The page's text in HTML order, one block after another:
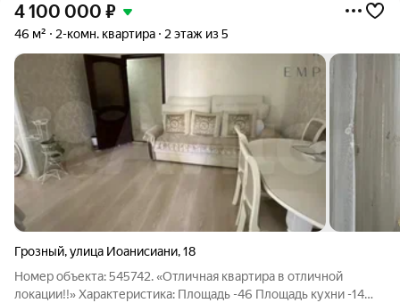
4 100 000 ₽
46 м² 2-комн. квартира 2 этаж из 5
Грозный,улица Иоанисиани,18
Номер объекта: 545742. «Отличная квартира в отличной
локации!!» Характеристика: Площадь -46 Площадь кухни -14